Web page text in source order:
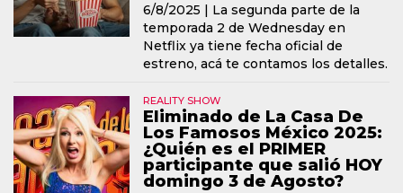
6/8/2025 | La segunda parte de la
temporada 2 de Wednesday en
Netflix ya tiene fecha oficial de
estreno, acá te contamos los detalles.
REALITY SHOW
Eliminado de La Casa De
Los Famosos México 2025:
¿Quién es el PRIMER
participante que salió HOY
domingo 3 de Agosto?